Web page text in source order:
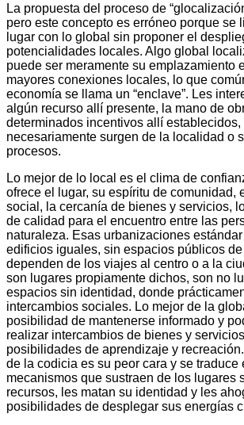
La propuesta del proceso de
pero este concepto es erróneo porque se
lugar con lo global sin proponer el
potencialidades locales. Algo global
puede ser meramente su emplazamiento
mayores conexiones locales, lo que
economía se llama un “enclave”. Les
algún recurso allí presente, la mano de
determinados incentivos allí establecidos,
necesariamente surgen de la localidad o
procesos.
Lo mejor de lo local es el clima de
ofrece el lugar, su espíritu de comunidad,
social, la cercanía de bienes y servicios,
de calidad para el encuentro entre las
naturaleza. Esas urbanizaciones
edificios iguales, sin espacios públicos
dependen de los viajes al centro o a la
son lugares propiamente dichos, son no
espacios sin identidad, donde
intercambios sociales. Lo mejor de la
posibilidad de mantenerse informado y
realizar intercambios de bienes y
posibilidades de aprendizaje y
de la codicia es su peor cara y se traduce
mecanismos que sustraen de los lugares
recursos, les matan su identidad y les
posibilidades de desplegar sus energías